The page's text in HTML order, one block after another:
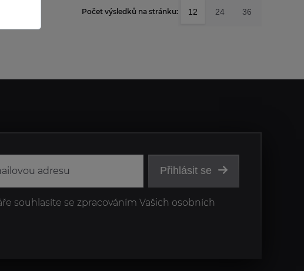
Počet výsledků na stránku: 12 24 36
Přihlásit se
souhlasíte se zpracováním Vašich osobních